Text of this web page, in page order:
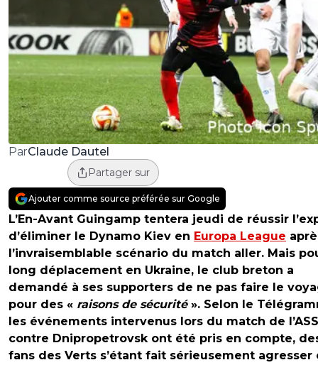
ParClaude Dautel
Partager sur
Ajouter comme source préférée sur Google
L’En-Avant Guingamp tentera jeudi de réussir
d’éliminer le Dynamo Kiev en Europa League
l’invraisemblable scénario du match aller. Mais
long déplacement en Ukraine, le club breton a
demandé à ses supporters de ne pas faire le
pour des « raisons de sécurité ». Selon le
les événements intervenus lors du match de
contre Dnipropetrovsk ont été pris en compte,
fans des Verts s’étant fait sérieusement agresser